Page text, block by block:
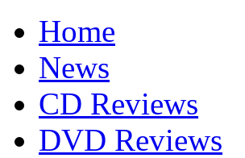
Home
News
CD Reviews
DVD Reviews